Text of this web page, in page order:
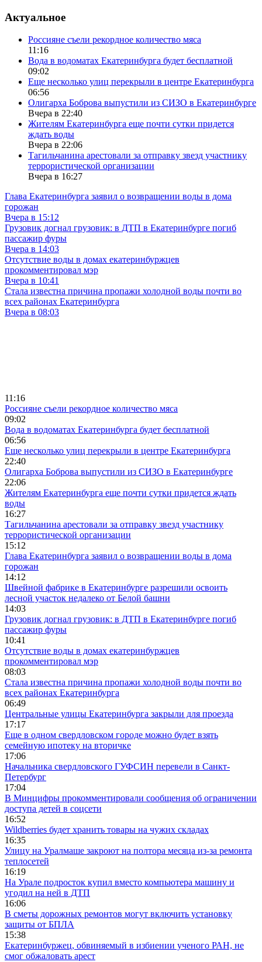
Актуальное
Россияне съели рекордное количество мяса
11:16
Вода в водоматах Екатеринбурга будет бесплатной
09:02
Еще несколько улиц перекрыли в центре Екатеринбурга
06:56
Олигарха Боброва выпустили из СИЗО в Екатеринбурге
Вчера в 22:40
Жителям Екатеринбурга еще почти сутки придется
ждать воды
Вчера в 22:06
Тагильчанина арестовали за отправку звезд участнику
террористической организации
Вчера в 16:27
Глава Екатеринбурга заявил о возвращении воды в дома
горожан
Вчера в 15:12
Грузовик догнал грузовик: в ДТП в Екатеринбурге погиб
пассажир фуры
Вчера в 14:03
Отсутствие воды в домах екатеринбуржцев
прокомментировал мэр
Вчера в 10:41
Стала известна причина пропажи холодной воды почти во
всех районах Екатеринбурга
Вчера в 08:03
11:16
Россияне съели рекордное количество мяса
09:02
Вода в водоматах Екатеринбурга будет бесплатной
06:56
Еще несколько улиц перекрыли в центре Екатеринбурга
22:40
Олигарха Боброва выпустили из СИЗО в Екатеринбурге
22:06
Жителям Екатеринбурга еще почти сутки придется ждать
воды
16:27
Тагильчанина арестовали за отправку звезд участнику
террористической организации
15:12
Глава Екатеринбурга заявил о возвращении воды в дома
горожан
14:12
Швейной фабрике в Екатеринбурге разрешили освоить
лесной участок недалеко от Белой башни
14:03
Грузовик догнал грузовик: в ДТП в Екатеринбурге погиб
пассажир фуры
10:41
Отсутствие воды в домах екатеринбуржцев
прокомментировал мэр
08:03
Стала известна причина пропажи холодной воды почти во
всех районах Екатеринбурга
06:49
Центральные улицы Екатеринбурга закрыли для проезда
17:17
Еще в одном свердловском городе можно будет взять
семейную ипотеку на вторичке
17:06
Начальника свердловского ГУФСИН перевели в Санкт-
Петербург
17:04
В Минцифры прокомментировали сообщения об ограничении
доступа детей в соцсети
16:52
Wildberries будет хранить товары на чужих складах
16:35
Улицу на Уралмаше закроют на полтора месяца из-за ремонта
теплосетей
16:19
На Урале подросток купил вместо компьютера машину и
угодил на ней в ДТП
16:06
В сметы дорожных ремонтов могут включить установку
защиты от БПЛА
15:38
Екатеринбуржец, обвиняемый в избиении ученого РАН, не
смог обжаловать арест